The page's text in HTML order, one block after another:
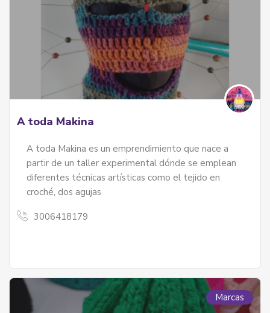
A toda Makina
A toda Makina es un emprendimiento que nace a
partir de un taller experimental dónde se emplean
diferentes técnicas artísticas como el tejido en
croché, dos agujas
3006418179
Marcas